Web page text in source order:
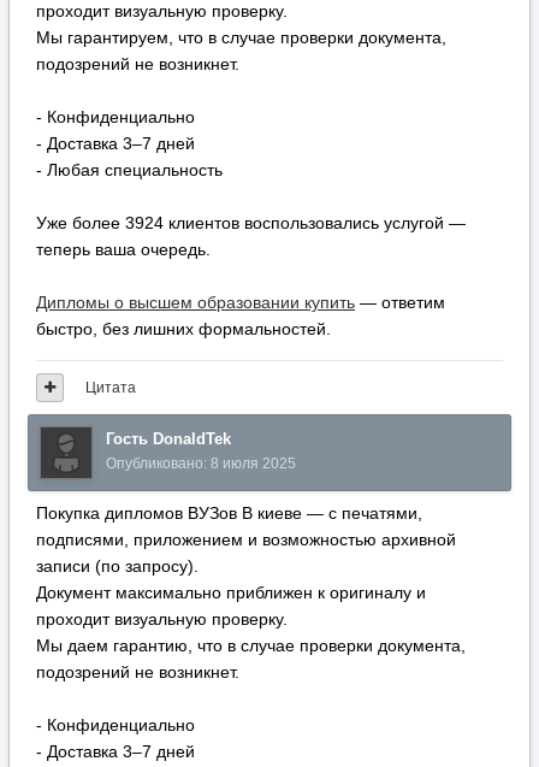
проходит визуальную проверку.
Мы гарантируем, что в случае проверки документа,
подозрений не возникнет.
- Конфиденциально
- Доставка 3–7 дней
- Любая специальность
Уже более 3924 клиентов воспользовались услугой —
теперь ваша очередь.
Дипломы о высшем образовании купить — ответим
быстро, без лишних формальностей.
Цитата
Гость DonaldTek
Опубликовано: 8 июля 2025
Покупка дипломов ВУЗов В киеве — с печатями,
подписями, приложением и возможностью архивной
записи (по запросу).
Документ максимально приближен к оригиналу и
проходит визуальную проверку.
Мы даем гарантию, что в случае проверки документа,
подозрений не возникнет.
- Конфиденциально
- Доставка 3–7 дней